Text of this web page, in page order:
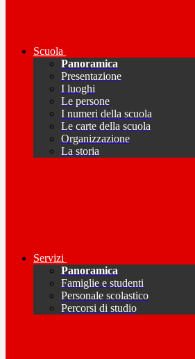
Scuola
Panoramica
Presentazione
I luoghi
Le persone
I numeri della scuola
Le carte della scuola
Organizzazione
La storia
Servizi
Panoramica
Famiglie e studenti
Personale scolastico
Percorsi di studio